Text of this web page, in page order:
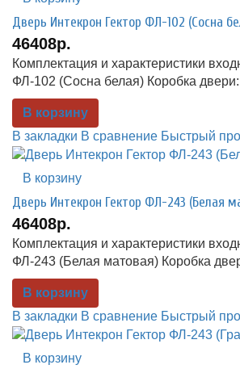
Дверь Интекрон Гектор ФЛ-102 (Сосна
46408р.
Комплектация и характеристики
ФЛ-102 (Сосна белая) Коробка
В корзину
В закладки В сравнение Быстрый
В корзину
Дверь Интекрон Гектор ФЛ-243 (Белая
46408р.
Комплектация и характеристики
ФЛ-243 (Белая матовая) Коробка
В корзину
В закладки В сравнение Быстрый
В корзину